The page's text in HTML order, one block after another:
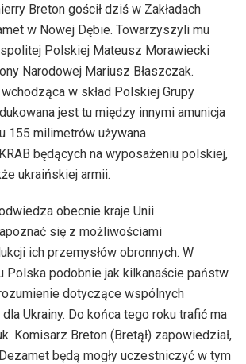
Breton gościł dziś w Zakładach
w Nowej Dębie. Towarzyszyli mu
Polskiej Mateusz Morawiecki
Narodowej Mariusz Błaszczak.
w skład Polskiej Grupy
jest tu między innymi amunicja
155 milimetrów używana
będących na wyposażeniu polskiej,
ukraińskiej armii.
obecnie kraje Unii
się z możliwościami
ich przemysłów obronnych. W
Polska podobnie jak kilkanaście państw
dotyczące wspólnych
Ukrainy. Do końca tego roku trafić ma
Komisarz Breton (Bretął) zapowiedział,
będą mogły uczestniczyć w tym